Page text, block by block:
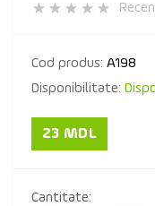
Cod produs: A198
Disponibilitate:
23 MDL
Cantitate: